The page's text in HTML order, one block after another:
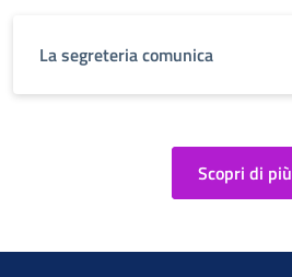
La segreteria comunica
Scopri di più